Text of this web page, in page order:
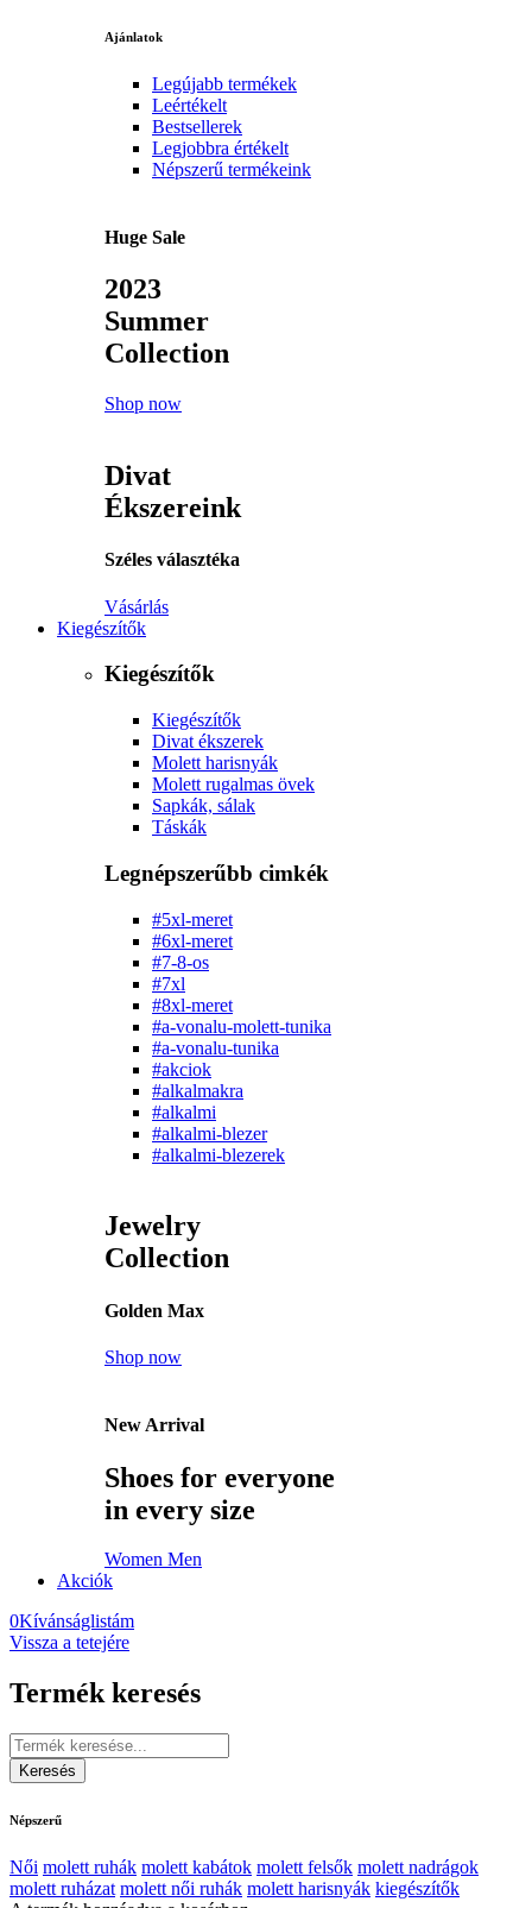
Ajánlatok
Legújabb termékek
Leértékelt
Bestsellerek
Legjobbra értékelt
Népszerű termékeink
Huge Sale
2023
Summer
Collection
Shop now
Divat
Ékszereink
Széles választéka
Vásárlás
Kiegészítők
Kiegészítők
Kiegészítők
Divat ékszerek
Molett harisnyák
Molett rugalmas övek
Sapkák, sálak
Táskák
Legnépszerűbb cimkék
#5xl-meret
#6xl-meret
#7-8-os
#7xl
#8xl-meret
#a-vonalu-molett-tunika
#a-vonalu-tunika
#akciok
#alkalmakra
#alkalmi
#alkalmi-blezer
#alkalmi-blezerek
Jewelry
Collection
Golden Max
Shop now
New Arrival
Shoes for everyone
in every size
Women Men
Akciók
0Kívánságlistám
Vissza a tetejére
Termék keresés
Népszerű
Női molett ruhák molett kabátok molett felsők molett nadrágok
molett ruházat molett női ruhák molett harisnyák kiegészítők